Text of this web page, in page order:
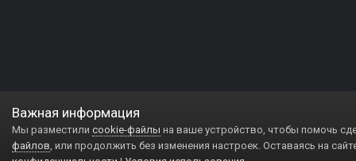
Важная информация
Мы разместили cookie-файлы на ваше устройство, чтобы помочь
файлов, или продолжить без изменения настроек. Оставаясь на